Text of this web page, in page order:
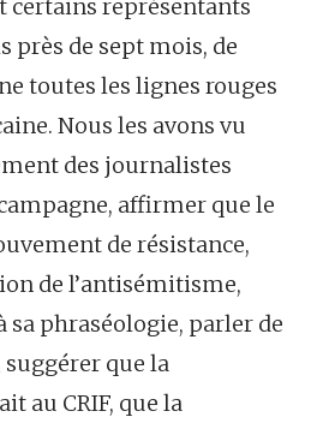
certains représentants
près de sept mois, de
toutes les lignes rouges
Nous les avons vu
des journalistes
affirmer que le
de résistance,
de l’antisémitisme,
sa phraséologie, parler de
suggérer que la
au CRIF, que la